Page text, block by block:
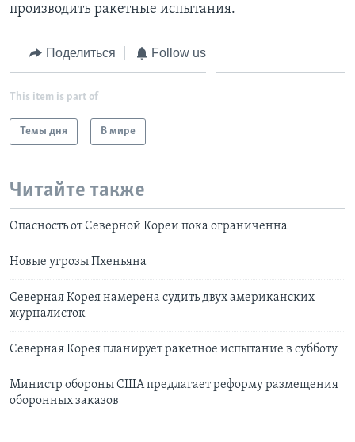
производить ракетные испытания.
Поделиться Follow us
This item is part of
Темы дня В мире
Читайте также
Опасность от Северной Кореи пока ограниченна
Новые угрозы Пхеньяна
Северная Корея намерена судить двух американских
журналисток
Северная Корея планирует ракетное испытание в субботу
Министр обороны США предлагает реформу размещения
оборонных заказов